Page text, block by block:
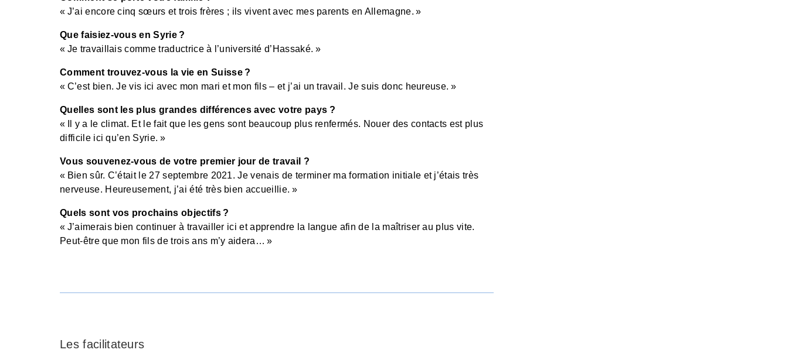
« J’ai encore cinq sœurs et trois frères ; ils vivent avec mes parents en Allemagne. »
Que faisiez-vous en Syrie ?
« Je travaillais comme traductrice à l’université d’Hassaké. »
Comment trouvez-vous la vie en Suisse ?
« C’est bien. Je vis ici avec mon mari et mon fils – et j’ai un travail. Je suis donc heureuse. »
Quelles sont les plus grandes différences avec votre pays ?
« Il y a le climat. Et le fait que les gens sont beaucoup plus renfermés. Nouer des contacts est plus
difficile ici qu’en Syrie. »
Vous souvenez-vous de votre premier jour de travail ?
« Bien sûr. C’était le 27 septembre 2021. Je venais de terminer ma formation initiale et j’étais très
nerveuse. Heureusement, j’ai été très bien accueillie. »
Quels sont vos prochains objectifs ?
« J’aimerais bien continuer à travailler ici et apprendre la langue afin de la maîtriser au plus vite.
Peut-être que mon fils de trois ans m’y aidera… »
Les facilitateurs